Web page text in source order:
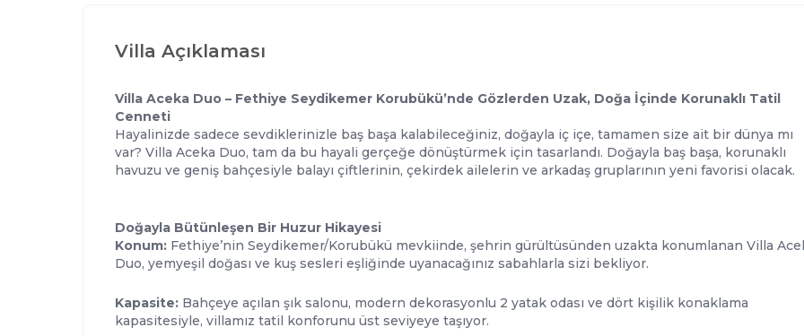
Villa Açıklaması
Villa Aceka Duo – Fethiye Seydikemer Korubükü’nde Gözlerden Uzak, Doğa İçinde Korunaklı Tatil
Cenneti
Hayalinizde sadece sevdiklerinizle baş başa kalabileceğiniz, doğayla iç içe, tamamen size ait bir dünya mı
var? Villa Aceka Duo, tam da bu hayali gerçeğe dönüştürmek için tasarlandı. Doğayla baş başa, korunaklı
havuzu ve geniş bahçesiyle balayı çiftlerinin, çekirdek ailelerin ve arkadaş gruplarının yeni favorisi olacak.
Doğayla Bütünleşen Bir Huzur Hikayesi
Konum: Fethiye’nin Seydikemer/Korubükü mevkiinde, şehrin gürültüsünden uzakta konumlanan Villa
Duo, yemyeşil doğası ve kuş sesleri eşliğinde uyanacağınız sabahlarla sizi bekliyor.
Kapasite: Bahçeye açılan şık salonu, modern dekorasyonlu 2 yatak odası ve dört kişilik konaklama
kapasitesiyle, villamız tatil konforunu üst seviyeye taşıyor.